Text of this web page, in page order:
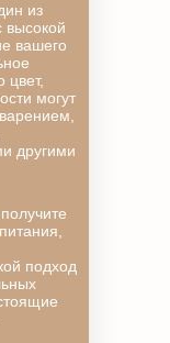
подход
из
высокой
вашего
цвет,
могут
другими